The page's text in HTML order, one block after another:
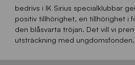
bedrivs i IK Sirius specialklubbar
positiv tillhörighet, en tillhörighet i
den blåsvarta tröjan. Det vill vi
utsträckning med ungdomsfonden.